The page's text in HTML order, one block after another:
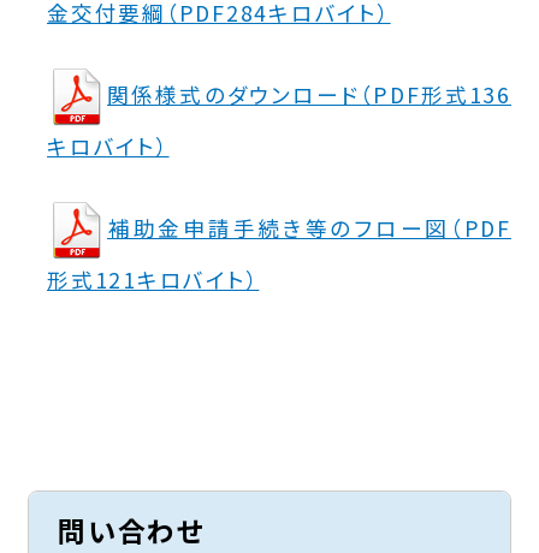
金交付要綱（PDF284キロバイト）
関係様式のダウンロード（PDF形式136
キロバイト）
補助金申請手続き等のフロー図（PDF
形式121キロバイト）
問い合わせ